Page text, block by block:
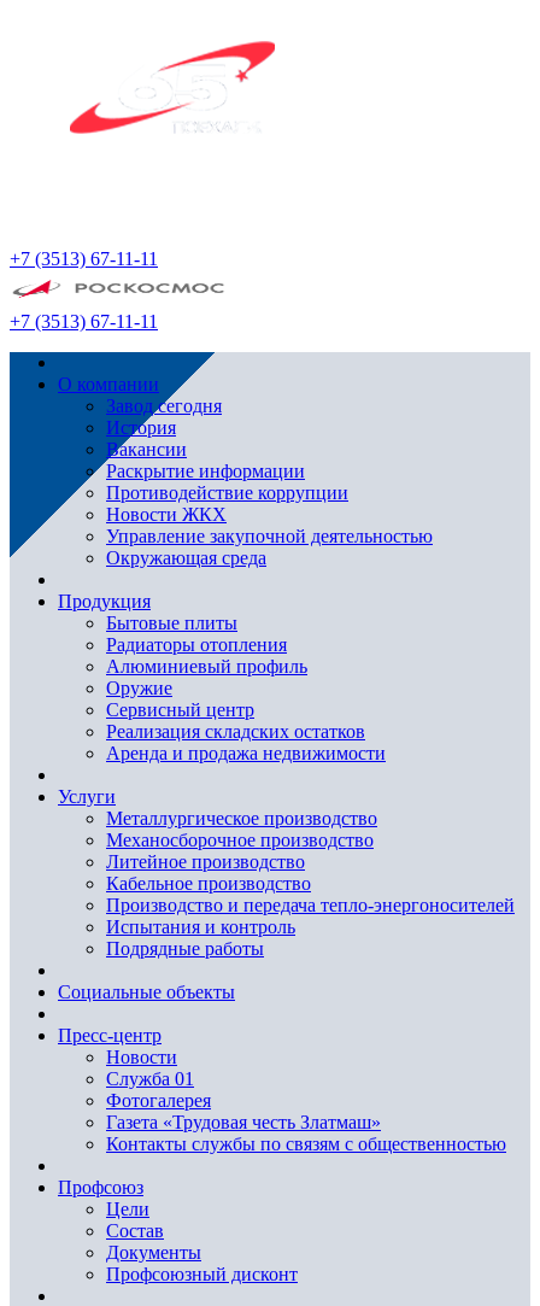
+7 (3513) 67-11-11
+7 (3513) 67-11-11
О компании
Завод сегодня
История
Вакансии
Раскрытие информации
Противодействие коррупции
Новости ЖКХ
Управление закупочной деятельностью
Окружающая среда
Продукция
Бытовые плиты
Радиаторы отопления
Алюминиевый профиль
Оружие
Сервисный центр
Реализация складских остатков
Аренда и продажа недвижимости
Услуги
Металлургическое производство
Механосборочное производство
Литейное производство
Кабельное производство
Производство и передача тепло-энергоносителей
Испытания и контроль
Подрядные работы
Социальные объекты
Пресс-центр
Новости
Служба 01
Фотогалерея
Газета «Трудовая честь Златмаш»
Контакты службы по связям с общественностью
Профсоюз
Цели
Состав
Документы
Профсоюзный дисконт